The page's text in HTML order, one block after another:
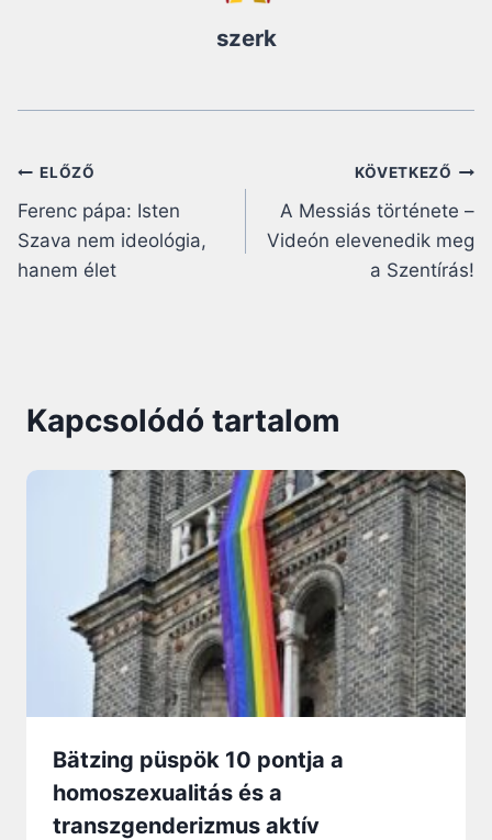
szerk
Bejegyzés
navigáció
ELŐZŐ
Ferenc pápa: Isten
Szava nem ideológia,
hanem élet
KÖVETKEZŐ
A Messiás története –
Videón elevenedik meg
a Szentírás!
Kapcsolódó tartalom
Bätzing püspök 10 pontja a
homoszexualitás és a
transzgenderizmus aktív